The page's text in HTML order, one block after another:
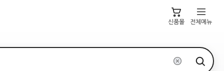
신품몰 전체메뉴